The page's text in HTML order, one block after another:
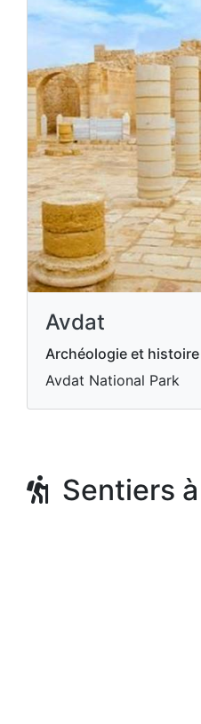
Avdat
Archéologie et histoire
Avdat National Park
Sentiers